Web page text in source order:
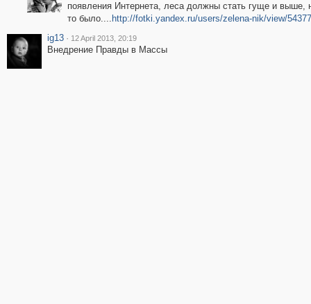
появления Интернета, леса должны стать гуще и выше,
то было.... http://fotki.yandex.ru/users/zelena-nik/view/
ig13 · 12 April 2013, 20:19
Внедрение Правды в Массы